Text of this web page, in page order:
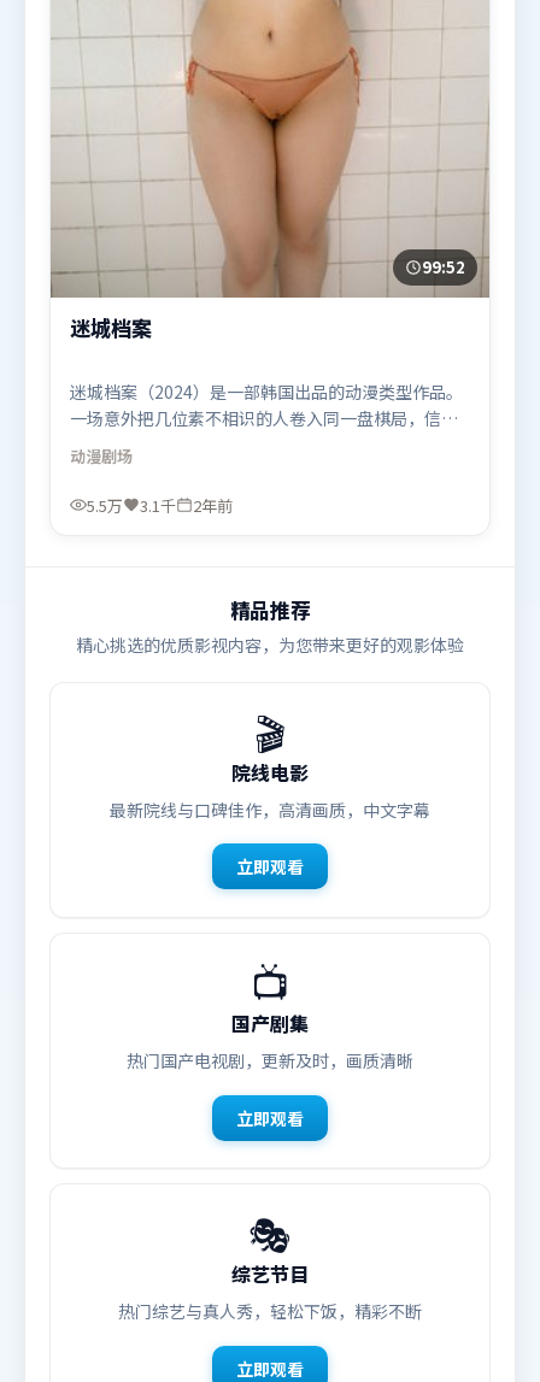
99:52
迷城档案
迷城档案（2024）是一部韩国出品的动漫类型作品。
一场意外把几位素不相识的人卷入同一盘棋局，信任
与背叛交替上演。高潮段落信息密度高，情绪释放与
主题回扣同时完成。由阿彼尔邦执导，李政宰、托尼
·贾、梁朝伟，古天乐、黄政民等联袂出演。影片于
动漫剧场
5.5万 3.1千 2年前
精品推荐
精心挑选的优质影视内容，为您带来更好的观影体验
🎬
院线电影
最新院线与口碑佳作，高清画质，中文字幕
立即观看
📺
国产剧集
热门国产电视剧，更新及时，画质清晰
立即观看
🎭
综艺节目
热门综艺与真人秀，轻松下饭，精彩不断
立即观看